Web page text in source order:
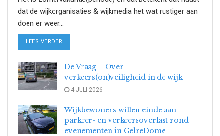
dat de wijkorganisaties & wijkmedia het wat rustiger aan
doen er weer...
LEES VERDER
De Vraag – Over
verkeers(on)veiligheid in de wijk
4 JULI 2026
Wijkbewoners willen einde aan
parkeer- en verkeersoverlast rond
evenementen in GelreDome